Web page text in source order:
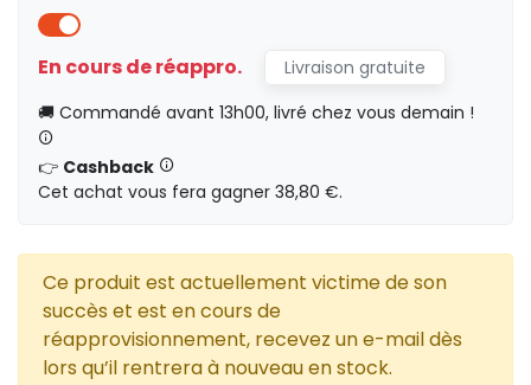
1 616,83 €HT
1 914,90 €
0,00 €
En cours de réappro.
Livraison gratuite
🚚 Commandé avant 13h00, livré chez vous demain !
👉 Cashback
Cet achat vous fera gagner 38,80 €.
Ce produit est actuellement victime de son
succès et est en cours de
réapprovisionnement, recevez un e-mail dès
lors qu’il rentrera à nouveau en stock.